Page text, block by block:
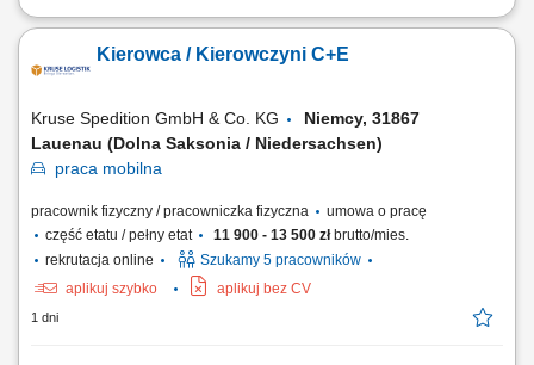
Zadania Realizowanie przewozów dystrybucyjnych artykułów
naczepami lub przyczepami w wybranym trybie pracy: rotacyjnym 2:1
bądź w pełnym wymiarze godzin. Prowadzenie zestawów drogowych
Kierowca / Kierowczyni C+E
Kruse Spedition GmbH & Co. KG
Niemcy, 31867
Lauenau (Dolna Saksonia / Niedersachsen)
praca mobilna
pracownik fizyczny / pracowniczka fizyczna
umowa o pracę
część etatu / pełny etat
11 900 - 13 500 złbrutto/mies.
rekrutacja online
Szukamy 5 pracowników
aplikuj szybko
aplikuj bez CV
1 dni